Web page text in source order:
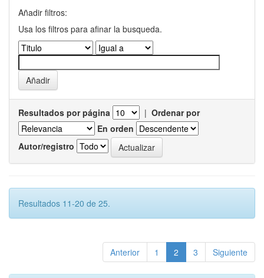
Añadir filtros:
Usa los filtros para afinar la busqueda.
Resultados por página | Ordenar por
En orden
Autor/registro
Resultados 11-20 de 25.
Anterior 1 2 3 Siguiente